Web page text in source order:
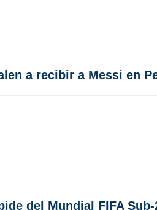
a recibir a Messi en
del Mundial FIFA